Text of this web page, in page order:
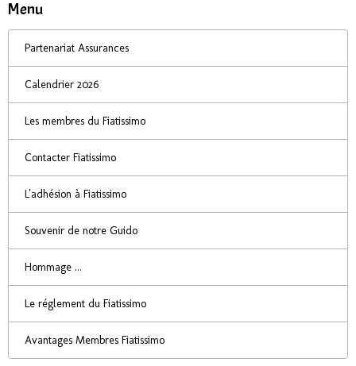
Menu
Partenariat Assurances
Calendrier 2026
Les membres du Fiatissimo
Contacter Fiatissimo
L'adhésion à Fiatissimo
Souvenir de notre Guido
Hommage ...
Le réglement du Fiatissimo
Avantages Membres Fiatissimo